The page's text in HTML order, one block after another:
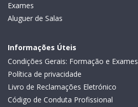
Exames
Aluguer de Salas
Informações Úteis
Condições Gerais: Formação e Exames
Política de privacidade
Livro de Reclamações Eletrónico
Código de Conduta Profissional